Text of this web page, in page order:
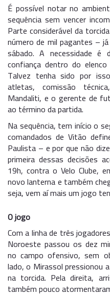
É possível notar no
sequência sem vencer
Parte considerável da
número de mil pagantes –
sábado. A necessidade
confiança dentro do
Talvez tenha sido por
atletas, comissão
Mandaliti, e o gerente de
ao término da partida.
Na sequência, tem início o
comandados de Vitão
Paulista – e por que não
primeira dessas decisões
19h, contra o Velo Clube,
novo lanterna e também
seja, vem aí mais um jogo
O jogo
Com a linha de três
Noroeste passou os dez
no campo ofensivo, sem
lado, o Mirassol pressionou
na torcida. Pela direita,
também pouco